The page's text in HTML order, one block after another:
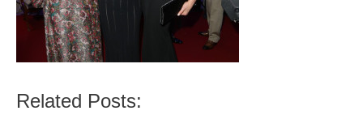
Related Posts: